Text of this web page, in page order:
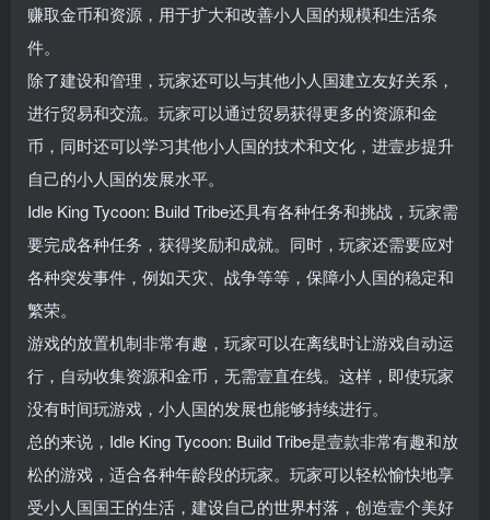
赚取金币和资源，用于扩大和改善小人国的规模和生活条
件。
除了建设和管理，玩家还可以与其他小人国建立友好关系，
进行贸易和交流。玩家可以通过贸易获得更多的资源和金
币，同时还可以学习其他小人国的技术和文化，进壹步提升
自己的小人国的发展水平。
Idle King Tycoon: Build Tribe还具有各种任务和挑战，玩家需
要完成各种任务，获得奖励和成就。同时，玩家还需要应对
各种突发事件，例如天灾、战争等等，保障小人国的稳定和
繁荣。
游戏的放置机制非常有趣，玩家可以在离线时让游戏自动运
行，自动收集资源和金币，无需壹直在线。这样，即使玩家
没有时间玩游戏，小人国的发展也能够持续进行。
总的来说，Idle King Tycoon: Build Tribe是壹款非常有趣和放
松的游戏，适合各种年龄段的玩家。玩家可以轻松愉快地享
受小人国国王的生活，建设自己的世界村落，创造壹个美好